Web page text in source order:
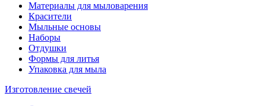
Материалы для мыловарения
Красители
Мыльные основы
Наборы
Отдушки
Формы для литья
Упаковка для мыла
Изготовление свечей